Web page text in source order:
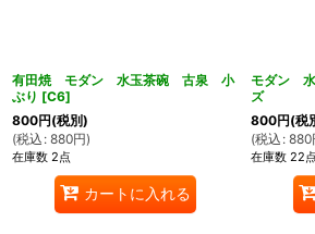
有田焼 モダン 水玉茶碗 古泉 小
ぶり [C6]
800円(税別)
(税込 : 880円)
在庫数 2点
カートに入れる
モダン
ズ
800円(税
(税込 : 880
在庫数 22点